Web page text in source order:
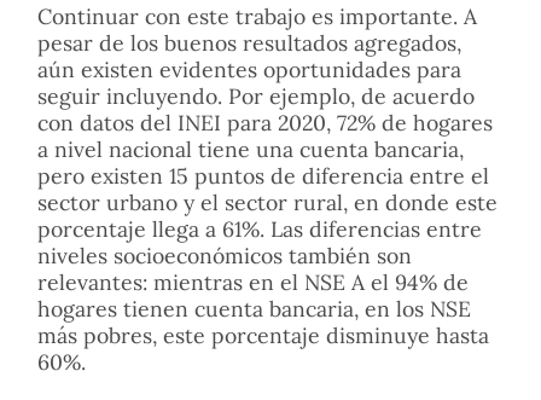
Continuar con este trabajo es importante. A
pesar de los buenos resultados agregados,
aún existen evidentes oportunidades para
seguir incluyendo. Por ejemplo, de acuerdo
con datos del INEI para 2020, 72% de hogares
a nivel nacional tiene una cuenta bancaria,
pero existen 15 puntos de diferencia entre el
sector urbano y el sector rural, en donde este
porcentaje llega a 61%. Las diferencias entre
niveles socioeconómicos también son
relevantes: mientras en el NSE A el 94% de
hogares tienen cuenta bancaria, en los NSE
más pobres, este porcentaje disminuye hasta
60%.